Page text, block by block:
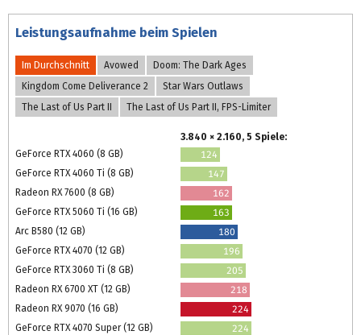
Leistungsaufnahme beim Spielen
Im Durchschnitt Avowed
Doom: The Dark Ages
Kingdom Come Deliverance 2
Star Wars Outlaws
The Last of Us Part II
The Last of Us Part II, FPS-Limiter
3.840 × 2.160, 5 Spiele:
GeForce RTX 4060 (8 GB)
124
GeForce RTX 4060 Ti (8 GB)
147
Radeon RX 7600 (8 GB)
162
GeForce RTX 5060 Ti (16 GB)
163
Arc B580 (12 GB)
180
GeForce RTX 4070 (12 GB)
196
GeForce RTX 3060 Ti (8 GB)
205
Radeon RX 6700 XT (12 GB)
218
Radeon RX 9070 (16 GB)
224
GeForce RTX 4070 Super (12 GB)
224